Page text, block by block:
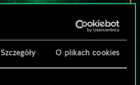
Szczegóły O plikach cookies
grać tą talią?